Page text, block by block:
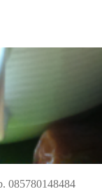
085780148484